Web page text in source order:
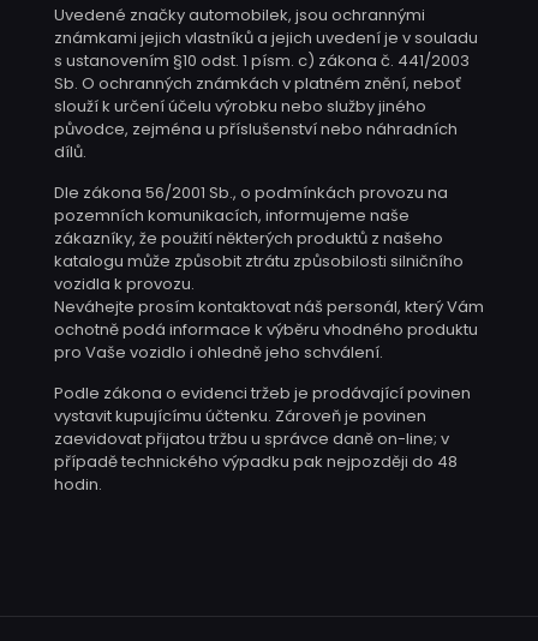
Uvedené značky automobilek, jsou ochrannými
známkami jejich vlastníků a jejich uvedení je v souladu
s ustanovením §10 odst. 1 písm. c) zákona č. 441/2003
Sb. O ochranných známkách v platném znění, neboť
slouží k určení účelu výrobku nebo služby jiného
původce, zejména u příslušenství nebo náhradních
dílů.
Dle zákona 56/2001 Sb., o podmínkách provozu na
pozemních komunikacích, informujeme naše
zákazníky, že použití některých produktů z našeho
katalogu může způsobit ztrátu způsobilosti silničního
vozidla k provozu.
Neváhejte prosím kontaktovat náš personál, který Vám
ochotně podá informace k výběru vhodného produktu
pro Vaše vozidlo i ohledně jeho schválení.
Podle zákona o evidenci tržeb je prodávající povinen
vystavit kupujícímu účtenku. Zároveň je povinen
zaevidovat přijatou tržbu u správce daně on-line; v
případě technického výpadku pak nejpozději do 48
hodin.